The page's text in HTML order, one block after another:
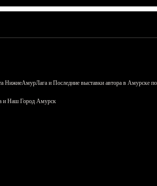
НижнеАмурЛага и Последние выставки автора в Амурске
и Наш Город Амурск